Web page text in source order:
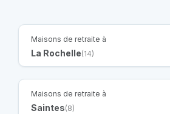
Maisons de retraite à
La Rochelle(14)
Maisons de retraite à
Saintes(8)